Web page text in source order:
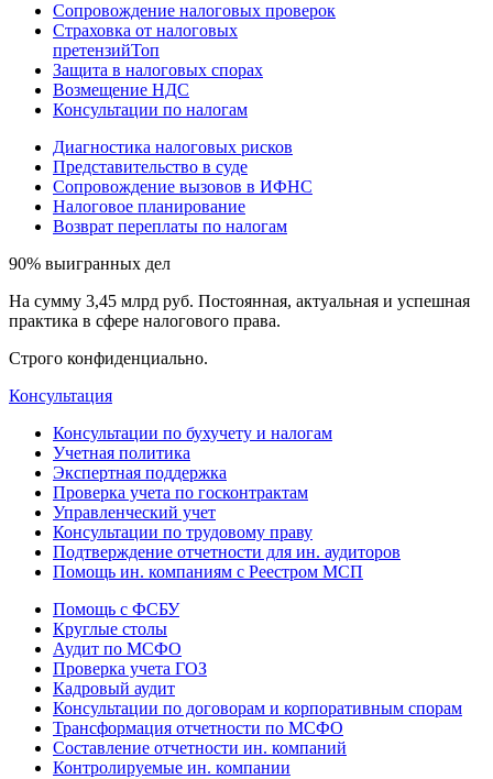
Сопровождение налоговых проверок
Страховка от налоговых
претензийТоп
Защита в налоговых спорах
Возмещение НДС
Консультации по налогам
Диагностика налоговых рисков
Представительство в суде
Сопровождение вызовов в ИФНС
Налоговое планирование
Возврат переплаты по налогам
90% выигранных дел
На сумму 3,45 млрд руб. Постоянная, актуальная и успешная
практика в сфере налогового права.
Строго конфиденциально.
Консультация
Консультации по бухучету и налогам
Учетная политика
Экспертная поддержка
Проверка учета по госконтрактам
Управленческий учет
Консультации по трудовому праву
Подтверждение отчетности для ин. аудиторов
Помощь ин. компаниям с Реестром МСП
Помощь с ФСБУ
Круглые столы
Аудит по МСФО
Проверка учета ГОЗ
Кадровый аудит
Консультации по договорам и корпоративным спорам
Трансформация отчетности по МСФО
Составление отчетности ин. компаний
Контролируемые ин. компании